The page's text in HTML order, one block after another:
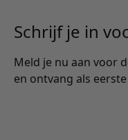
Schrijf je in
Meld je nu aan voor
en ontvang als